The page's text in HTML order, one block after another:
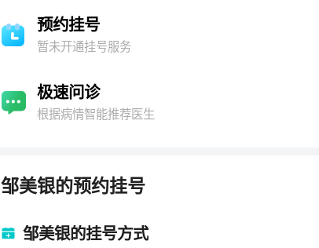
预约挂号
暂未开通挂号服务
极速问诊
根据病情智能推荐医生
邹美银的预约挂号
邹美银的挂号方式